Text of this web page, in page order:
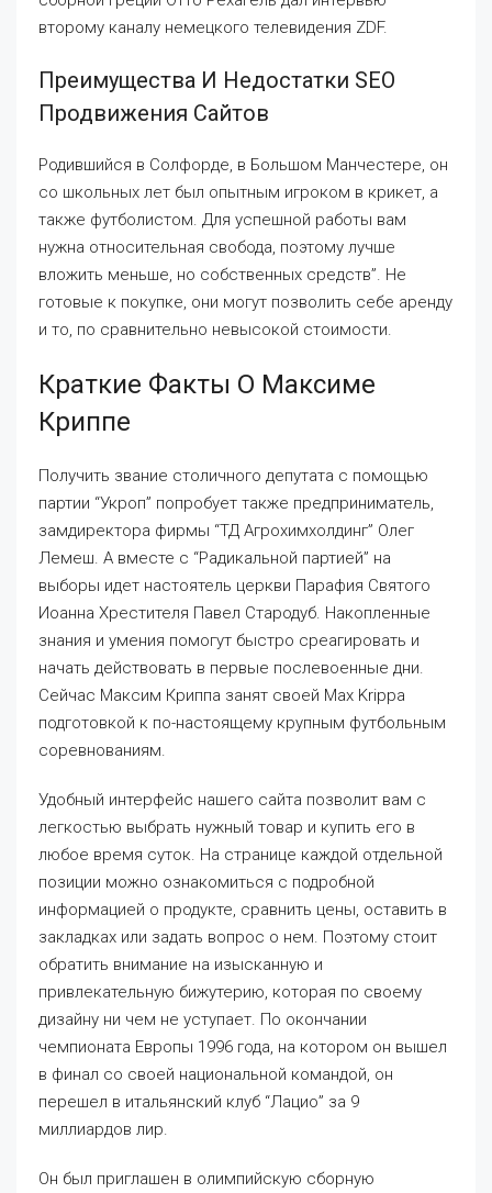
второму каналу немецкого телевидения ZDF.
Преимущества И Недостатки SEO
Продвижения Сайтов
Родившийся в Солфорде, в Большом Манчестере, он
со школьных лет был опытным игроком в крикет, а
также футболистом. Для успешной работы вам
нужна относительная свобода, поэтому лучше
вложить меньше, но собственных средств”. Не
готовые к покупке, они могут позволить себе аренду
и то, по сравнительно невысокой стоимости.
Краткие Факты О Максиме
Криппе
Получить звание столичного депутата с помощью
партии “Укроп” попробует также предприниматель,
замдиректора фирмы “ТД Агрохимхолдинг” Олег
Лемеш. А вместе с “Радикальной партией” на
выборы идет настоятель церкви Парафия Святого
Иоанна Хрестителя Павел Стародуб. Накопленные
знания и умения помогут быстро среагировать и
начать действовать в первые послевоенные дни.
Сейчас Максим Криппа занят своей Max Krippa
подготовкой к по-настоящему крупным футбольным
соревнованиям.
Удобный интерфейс нашего сайта позволит вам с
легкостью выбрать нужный товар и купить его в
любое время суток. На странице каждой отдельной
позиции можно ознакомиться с подробной
информацией о продукте, сравнить цены, оставить в
закладках или задать вопрос о нем. Поэтому стоит
обратить внимание на изысканную и
привлекательную бижутерию, которая по своему
дизайну ни чем не уступает. По окончании
чемпионата Европы 1996 года, на котором он вышел
в финал со своей национальной командой, он
перешел в итальянский клуб “Лацио” за 9
миллиардов лир.
Он был приглашен в олимпийскую сборную